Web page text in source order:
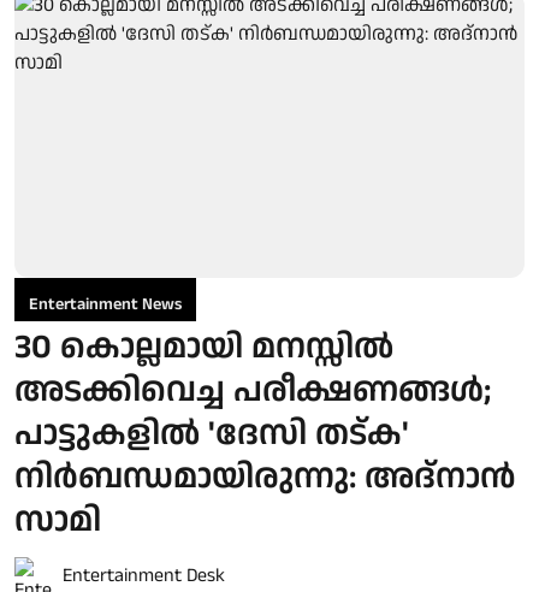
Entertainment News
30 കൊല്ലമായി മനസ്സിൽ
അടക്കിവെച്ച പരീക്ഷണങ്ങൾ;
പാട്ടുകളിൽ 'ദേസി തട്ക'
നിർബന്ധമായിരുന്നു: അദ്നാൻ
സാമി
Entertainment Desk